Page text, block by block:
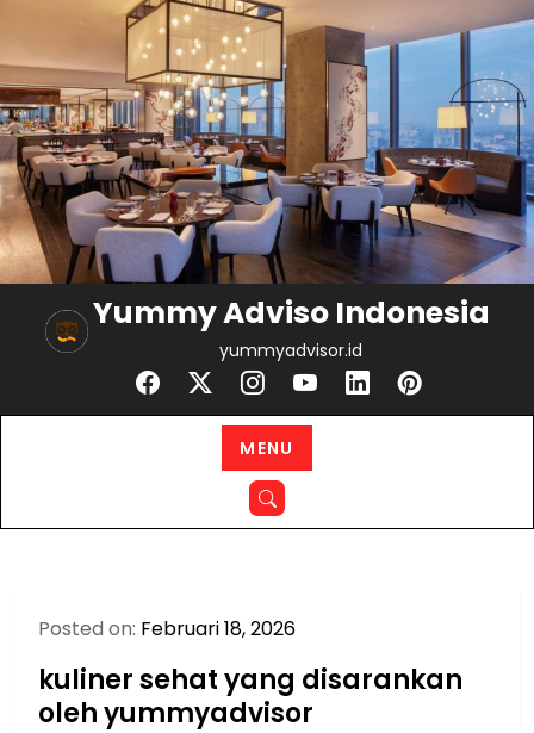
content
Yummy Adviso Indonesia
yummyadvisor.id
MENU
Posted on: Februari 18, 2026
kuliner sehat yang disarankan
oleh yummyadvisor